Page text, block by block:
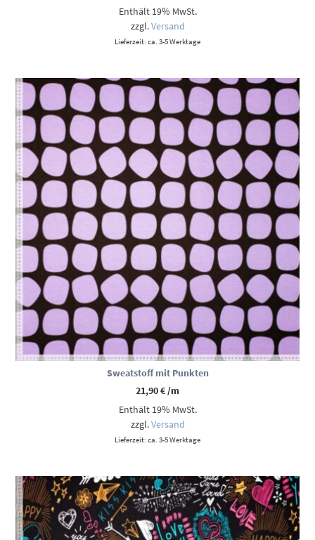
Enthält 19% MwSt.
zzgl.Versand
Lieferzeit: ca. 3-5 Werktage
Sweatstoff mit Punkten
21,90€/m
Enthält 19% MwSt.
zzgl.Versand
Lieferzeit: ca. 3-5 Werktage